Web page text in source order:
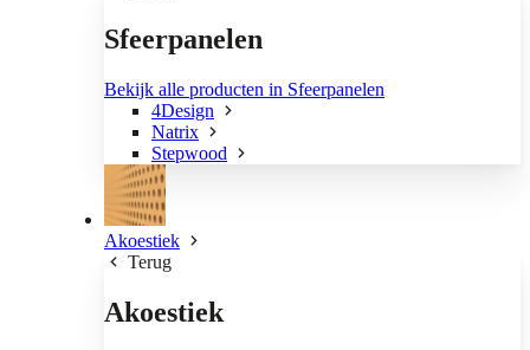
Sfeerpanelen
Bekijk alle producten in Sfeerpanelen
4Design
Natrix
Stepwood
Akoestiek
Terug
Akoestiek